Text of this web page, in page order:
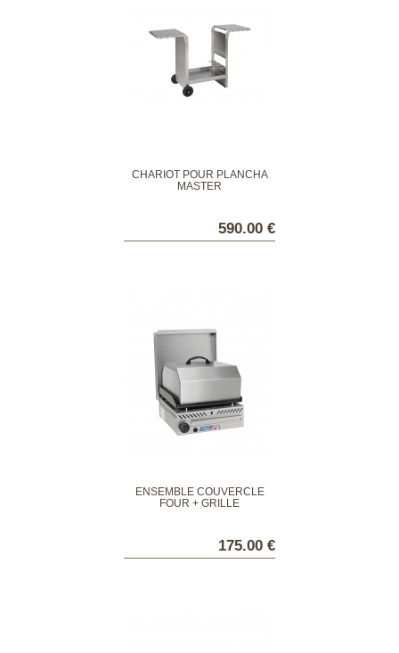
CHARIOT POUR PLANCHA
MASTER
590.00 €
ENSEMBLE COUVERCLE
FOUR + GRILLE
175.00 €